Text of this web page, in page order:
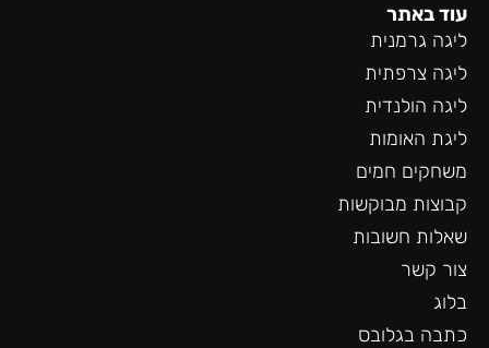
עוד באתר
ליגה גרמנית
ליגה צרפתית
ליגה הולנדית
ליגת האומות
משחקים חמים
קבוצות מבוקשות
שאלות חשובות
צור קשר
בלוג
כתבה בגלובס